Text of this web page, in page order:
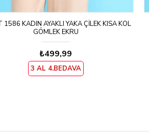
1586 KADIN AYAKLI YAKA ÇILEK KISA KOL
GÖMLEK EKRU
₺499,99
3 AL 4.BEDAVA